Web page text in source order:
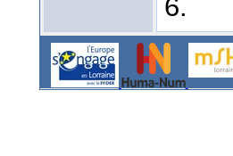
6.